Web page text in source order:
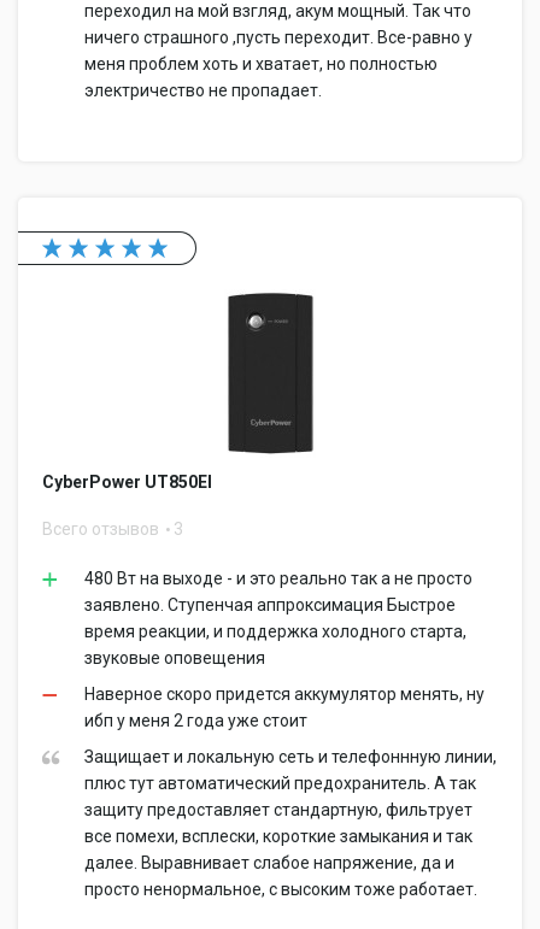
переходил на мой взгляд, акум мощный. Так что
ничего страшного ,пусть переходит. Все-равно у
меня проблем хоть и хватает, но полностью
электричество не пропадает.
CyberPower UT850EI
Всего отзывов 3
480 Вт на выходе - и это реально так а не просто
заявлено. Ступенчая аппроксимация Быстрое
время реакции, и поддержка холодного старта,
звуковые оповещения
Наверное скоро придется аккумулятор менять, ну
ибп у меня 2 года уже стоит
Защищает и локальную сеть и телефоннную линии,
плюс тут автоматический предохранитель. А так
защиту предоставляет стандартную, фильтрует
все помехи, всплески, короткие замыкания и так
далее. Выравнивает слабое напряжение, да и
просто ненормальное, с высоким тоже работает.